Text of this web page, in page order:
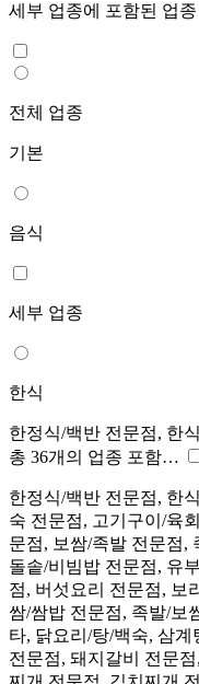
세부 업종에 포함된 업종
전체 업종
기본
음식
세부 업종
한식
한정식/백반 전문점, 한
총 36개의 업종 포함…
한정식/백반 전문점, 한
숙 전문점, 고기구이/육
문점, 보쌈/족발 전문점,
돌솥/비빔밥 전문점, 유
점, 버섯요리 전문점, 보
쌈/쌈밥 전문점, 족발/보
타, 닭요리/탕/백숙, 삼
전문점, 돼지갈비 전문